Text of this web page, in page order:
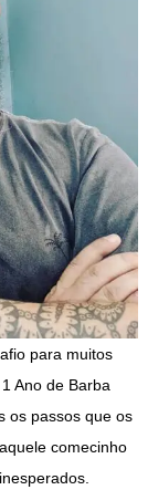
para muitos
Ano de Barba
os passos que os
comecinho